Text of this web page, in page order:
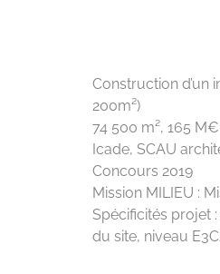
Construction d’un
200m²)
74 500 m², 165 M€
Icade, SCAU
Concours 2019
Mission MILIEU :
Spécificités projet
du site, niveau